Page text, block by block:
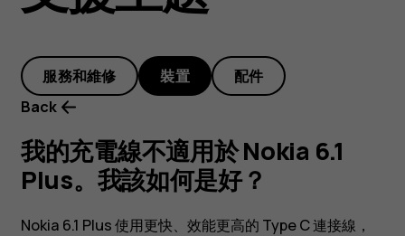
線
不
適
用
服務和維修 裝置
配件
Back
我的充電線不適用於 Nokia 6.1
Plus。我該如何是好？
Nokia 6.1 Plus 使用更快、效能更高的 Type C 連接線，